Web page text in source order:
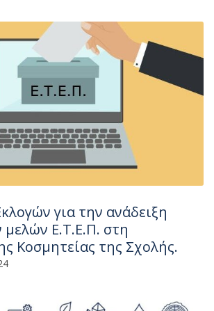
για την ανάδειξη
Ε.Τ.Ε.Π. στη
Κοσμητείας της Σχολής.